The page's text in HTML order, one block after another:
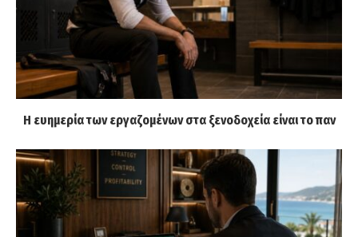
Η ευημερία των εργαζομένων στα ξενοδοχεία είναι το παν